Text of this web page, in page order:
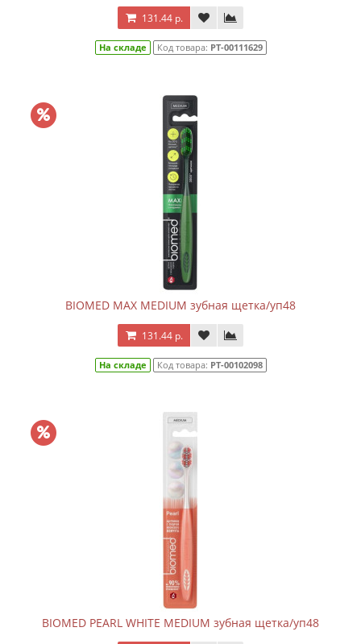
131.44 р.
На складе Код товара: РТ-00111629
BIOMED MAX MEDIUM зубная щетка/уп48
131.44 р.
На складе Код товара: РТ-00102098
BIOMED PEARL WHITE MEDIUM зубная щетка/уп48